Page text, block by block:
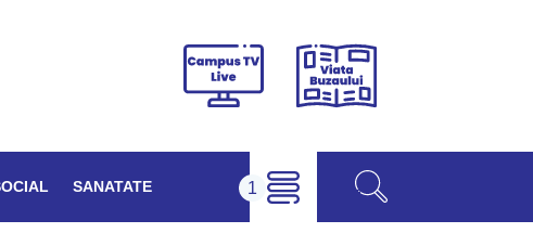
Campus
Viața
SANATATE